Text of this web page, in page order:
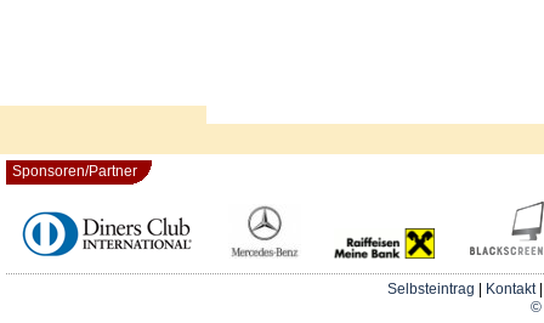
Sponsoren/Partner
Selbsteintrag Kontakt
©